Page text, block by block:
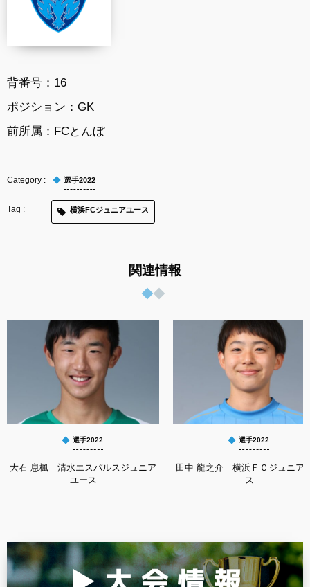
背番号： 16
ポジション： GK
前所属： FCとんぼ
選手2022
横浜FCジュニアユース
関連情報
選手2022
大石 息楓 清水エスパルスジュニア
ユース
選手2022
田中 龍之介 横浜ＦＣジュニア
ス